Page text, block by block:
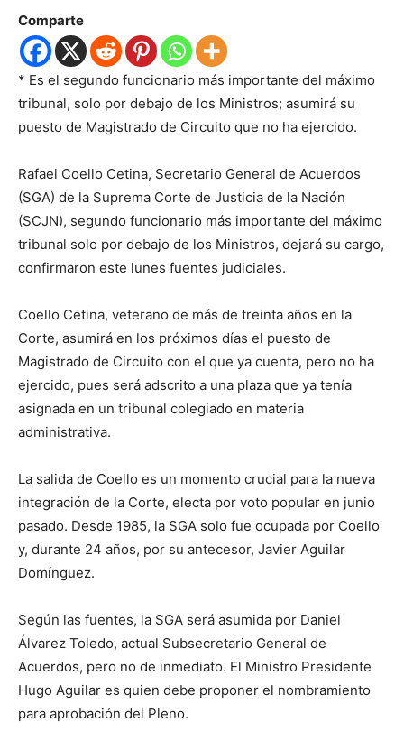
Comparte
* Es el segundo funcionario más importante del máximo
tribunal, solo por debajo de los Ministros; asumirá su
puesto de Magistrado de Circuito que no ha ejercido.
Rafael Coello Cetina, Secretario General de Acuerdos
(SGA) de la Suprema Corte de Justicia de la Nación
(SCJN), segundo funcionario más importante del máximo
tribunal solo por debajo de los Ministros, dejará su cargo,
confirmaron este lunes fuentes judiciales.
Coello Cetina, veterano de más de treinta años en la
Corte, asumirá en los próximos días el puesto de
Magistrado de Circuito con el que ya cuenta, pero no ha
ejercido, pues será adscrito a una plaza que ya tenía
asignada en un tribunal colegiado en materia
administrativa.
La salida de Coello es un momento crucial para la nueva
integración de la Corte, electa por voto popular en junio
pasado. Desde 1985, la SGA solo fue ocupada por Coello
y, durante 24 años, por su antecesor, Javier Aguilar
Domínguez.
Según las fuentes, la SGA será asumida por Daniel
Álvarez Toledo, actual Subsecretario General de
Acuerdos, pero no de inmediato. El Ministro Presidente
Hugo Aguilar es quien debe proponer el nombramiento
para aprobación del Pleno.